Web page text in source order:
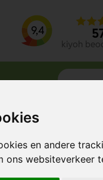
en andere
ons websiteverkeer
9,4
kiyoh
Nijntje klomp spaarpot